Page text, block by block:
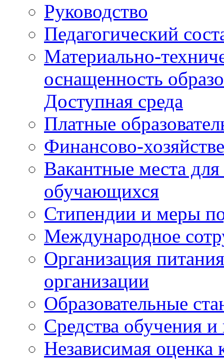
Руководство
Педагогический
Материально-
оснащенность
Доступная среда
Платные
Финансово-
Вакантные места
обучающихся
Стипендии и меры
Международное
Организация
организации
Образовательные
Средства обучения и
Независимая оценка